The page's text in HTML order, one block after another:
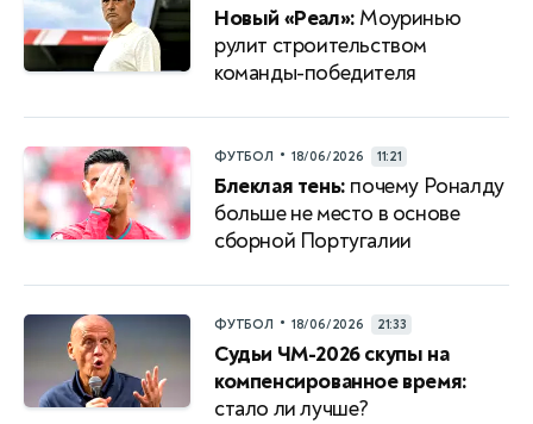
Новый «Реал»: Моуринью
рулит строительством
команды-победителя
ФУТБОЛ • 18/06/2026 11:21
Блеклая тень: почему Роналду
больше не место в основе
сборной Португалии
ФУТБОЛ • 18/06/2026 21:33
Судьи ЧМ-2026 скупы на
компенсированное время:
стало ли лучше?